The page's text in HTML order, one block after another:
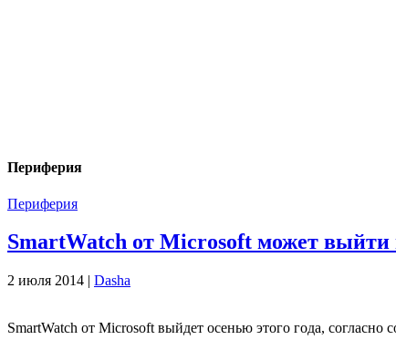
Периферия
Периферия
SmartWatch от Microsoft может выйти
2 июля 2014 | Dasha
SmartWatch от Microsoft выйдет осенью этого года, согласно